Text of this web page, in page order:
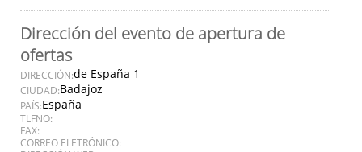
Dirección del evento de apertura de
ofertas
DIRECCIÓN:de España 1
CIUDAD:Badajoz
PAÍS:España
TLFNO:
FAX:
CORREO ELETRÓNICO: